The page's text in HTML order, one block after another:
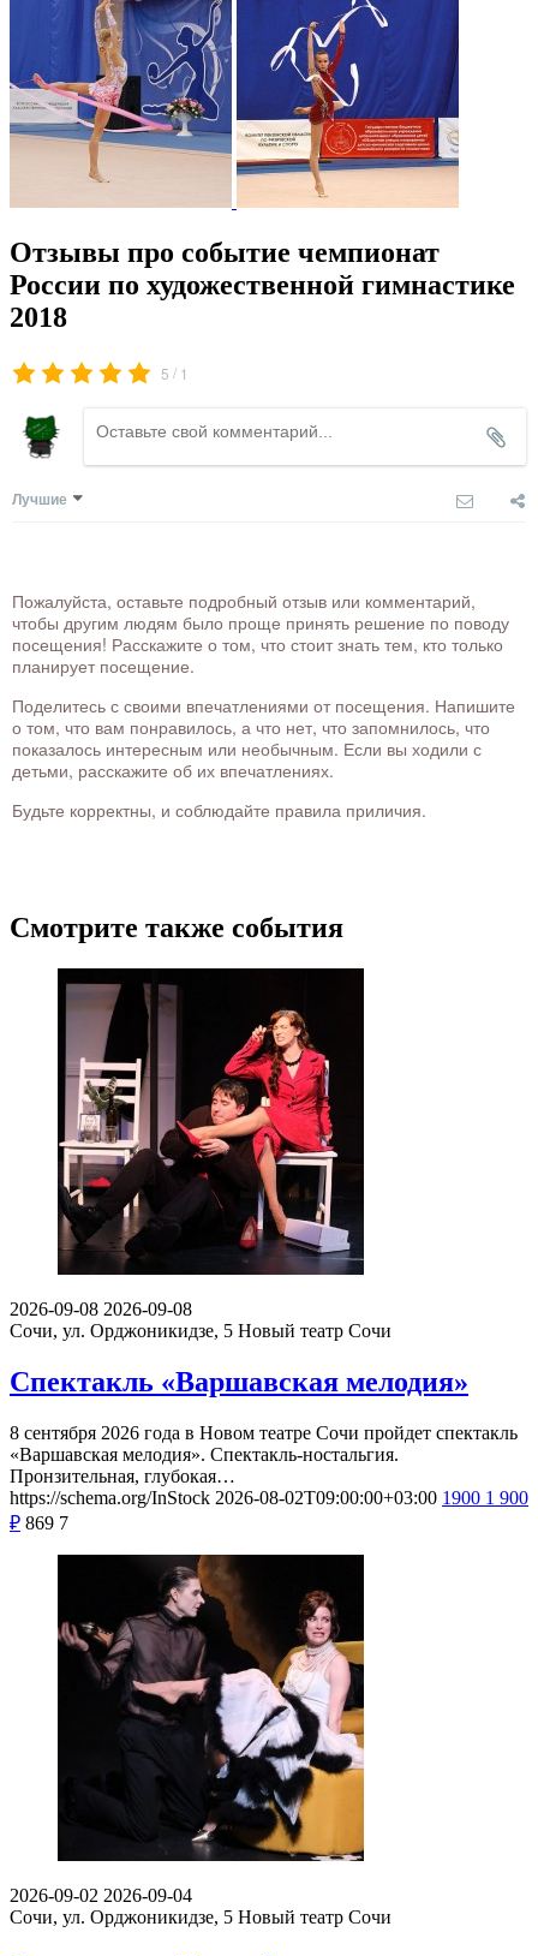
Отзывы про событие чемпионат
России по художественной гимнастике
2018
5 / 1
Лучшие
Пожалуйста, оставьте подробный отзыв или комментарий,
чтобы другим людям было проще принять решение по поводу
посещения! Расскажите о том, что стоит знать тем, кто только
планирует посещение.
Поделитесь с своими впечатлениями от посещения. Напишите
о том, что вам понравилось, а что нет, что запомнилось, что
показалось интересным или необычным. Если вы ходили с
детьми, расскажите об их впечатлениях.
Будьте корректны, и соблюдайте правила приличия.
Смотрите также события
2026-09-08 2026-09-08
Сочи, ул. Орджоникидзе, 5 Новый театр Сочи
Спектакль «Варшавская мелодия»
8 сентября 2026 года в Новом театре Сочи пройдет спектакль
«Варшавская мелодия». Спектакль-ностальгия.
Пронзительная, глубокая…
https://schema.org/InStock 2026-08-02T09:00:00+03:00 1900 1 900
₽ 869 7
2026-09-02 2026-09-04
Сочи, ул. Орджоникидзе, 5 Новый театр Сочи